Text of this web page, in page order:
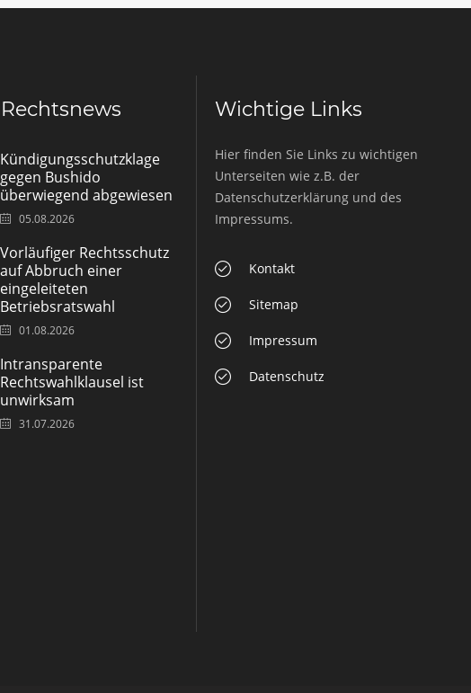
Kündigungsschutzklage
gegen Bushido
überwiegend abgewiesen
05.08.2026
Vorläufiger Rechtsschutz
auf Abbruch einer
eingeleiteten
Betriebsratswahl
01.08.2026
Intransparente
Rechtswahlklausel ist
unwirksam
31.07.2026
Wichtige Links
Hier finden Sie Links zu wichtigen
Unterseiten wie z.B. der
Datenschutzerklärung und des
Impressums.
Kontakt
Sitemap
Impressum
Datenschutz